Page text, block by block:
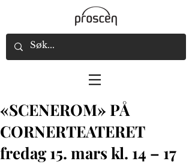
«SCENEROM» PÅ
CORNERTEATERET
fredag 15. mars kl. 14 – 17